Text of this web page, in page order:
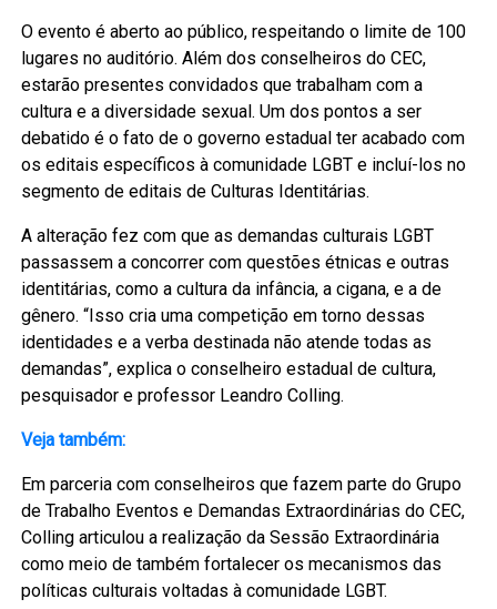
O evento é aberto ao público, respeitando o limite de 100
lugares no auditório. Além dos conselheiros do CEC,
estarão presentes convidados que trabalham com a
cultura e a diversidade sexual. Um dos pontos a ser
debatido é o fato de o governo estadual ter acabado com
os editais específicos à comunidade LGBT e incluí-los no
segmento de editais de Culturas Identitárias.
A alteração fez com que as demandas culturais LGBT
passassem a concorrer com questões étnicas e outras
identitárias, como a cultura da infância, a cigana, e a de
gênero. “Isso cria uma competição em torno dessas
identidades e a verba destinada não atende todas as
demandas”, explica o conselheiro estadual de cultura,
pesquisador e professor Leandro Colling.
Veja também:
Em parceria com conselheiros que fazem parte do Grupo
de Trabalho Eventos e Demandas Extraordinárias do CEC,
Colling articulou a realização da Sessão Extraordinária
como meio de também fortalecer os mecanismos das
políticas culturais voltadas à comunidade LGBT.